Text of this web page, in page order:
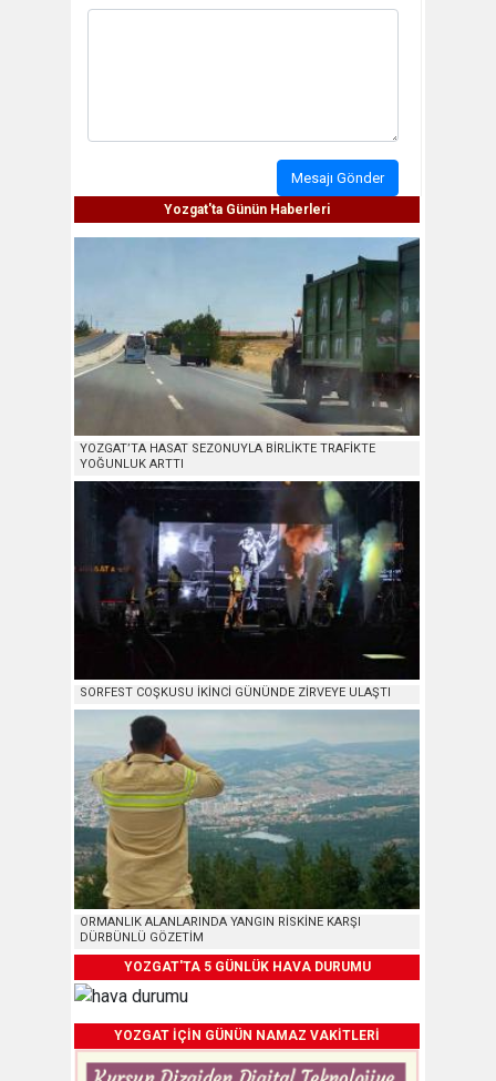
Mesajı Gönder
Yozgat'ta Günün Haberleri
YOZGAT’TA HASAT SEZONUYLA BİRLİKTE TRAFİKTE
YOĞUNLUK ARTTI
SORFEST COŞKUSU İKİNCİ GÜNÜNDE ZİRVEYE ULAŞTI
ORMANLIK ALANLARINDA YANGIN RİSKİNE KARŞI
DÜRBÜNLÜ GÖZETİM
YOZGAT'TA 5 GÜNLÜK HAVA DURUMU
YOZGAT İÇİN GÜNÜN NAMAZ VAKİTLERİ